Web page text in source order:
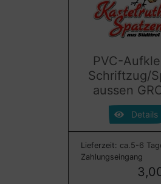
PVC-
Schriftzug/
aussen
Details
Lieferzeit: ca.5-6
Zahlungseingang